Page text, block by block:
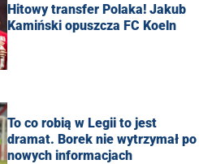
Hitowy transfer Polaka! Jakub
Kamiński opuszcza FC Koeln
To co robią w Legii to jest
dramat. Borek nie wytrzymał po
nowych informacjach